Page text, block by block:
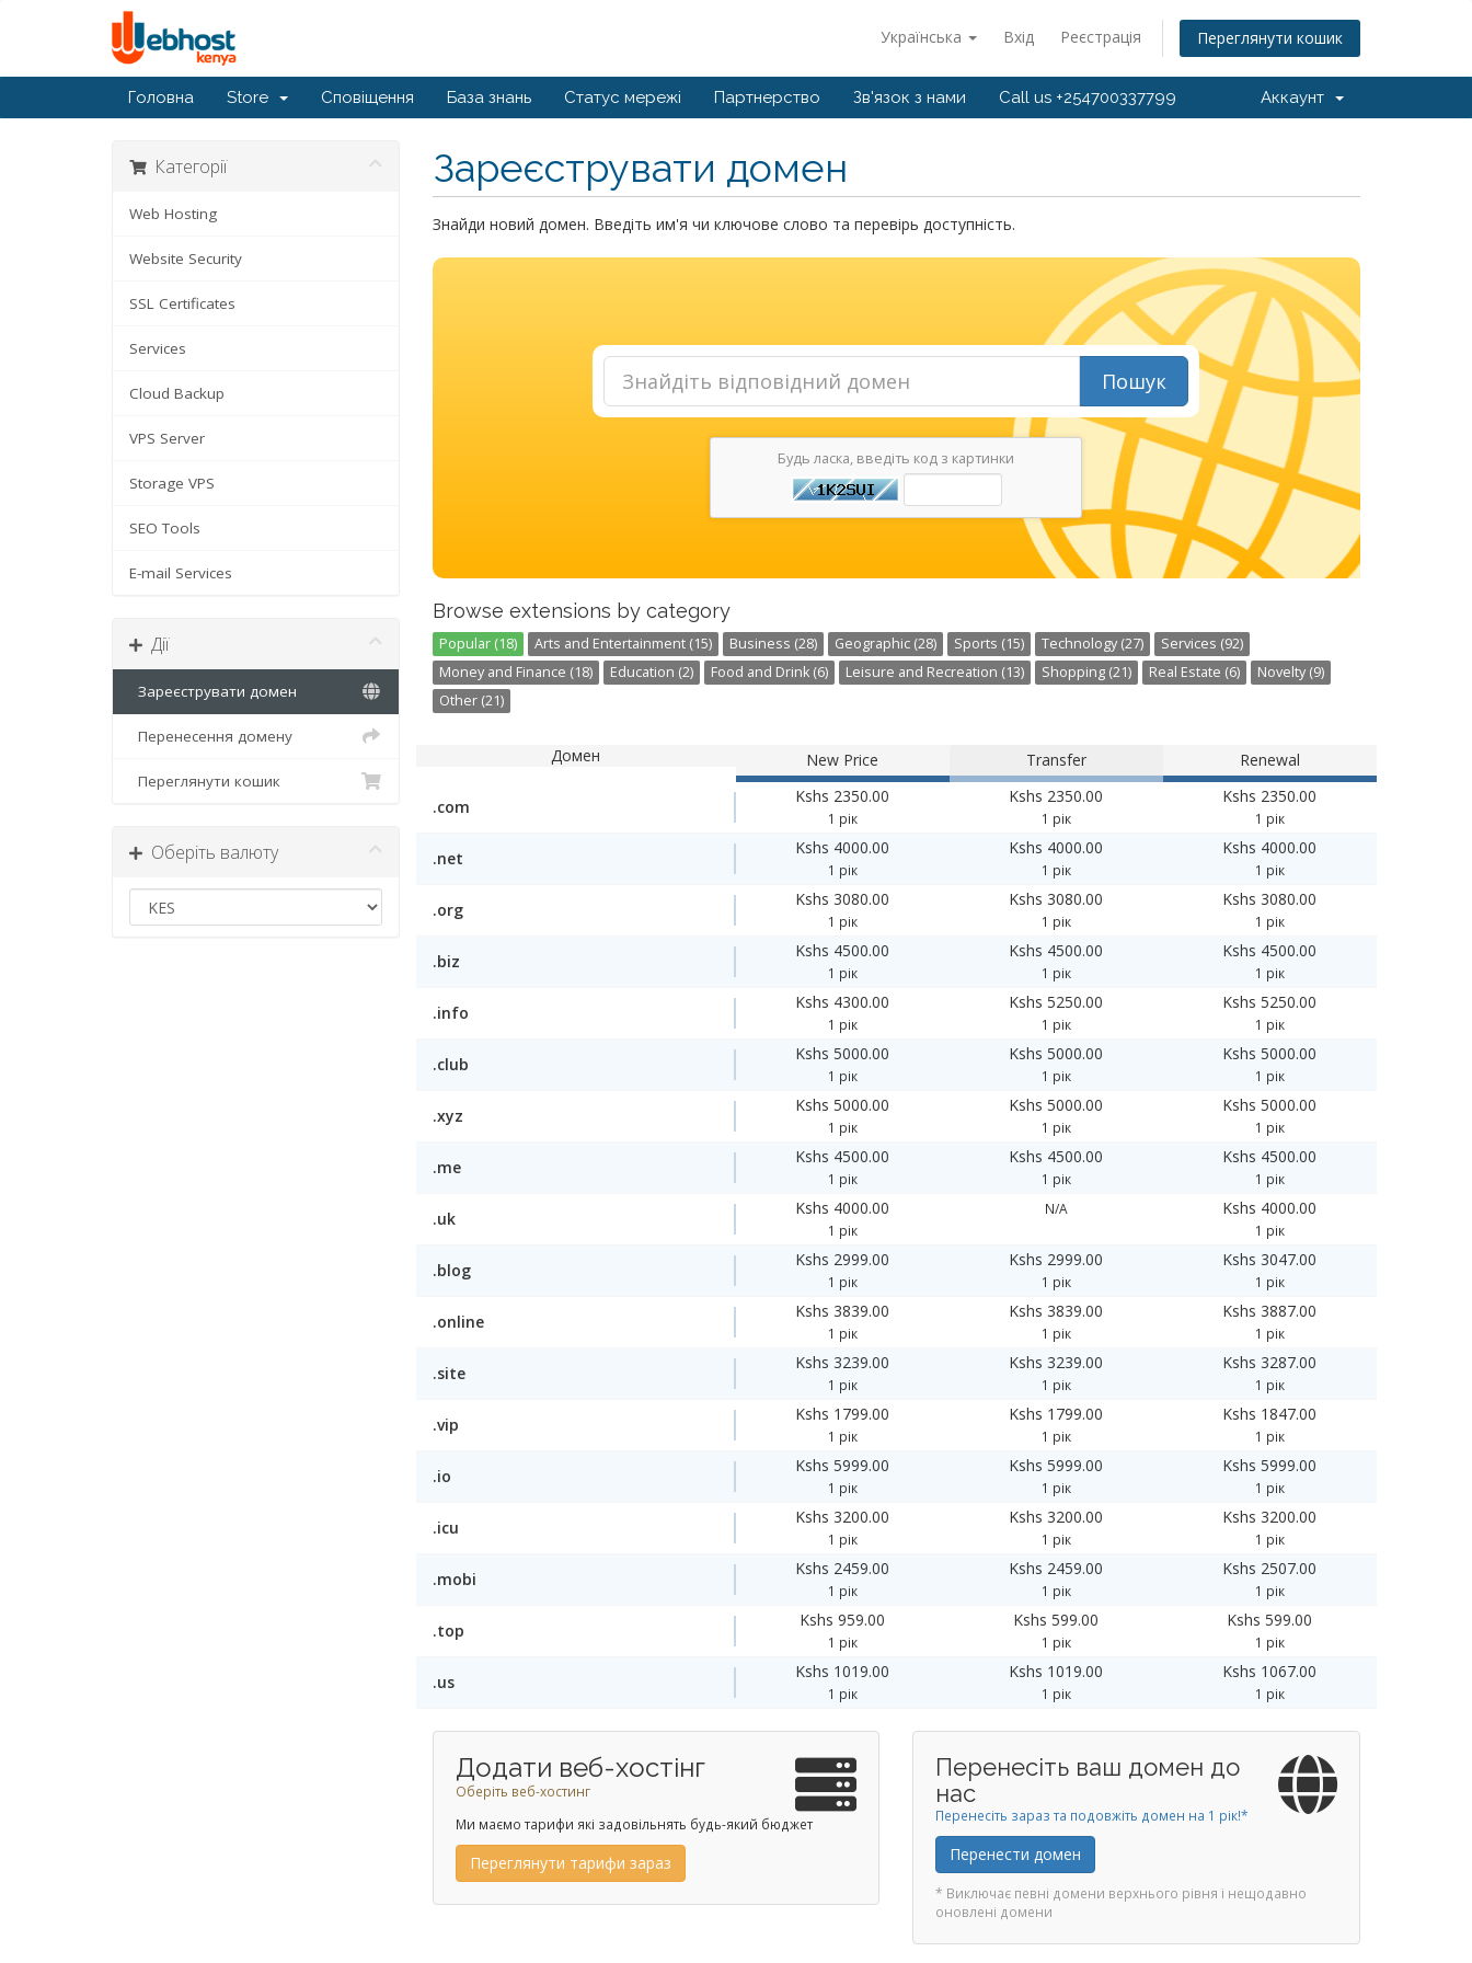
Українська Вхід Реєстрація Переглянути кошик
Головна Store Сповіщення База знань Статус мережі Партнерство Зв'язок з нами Call us +254700337799 Аккаунт
Категорії
Web Hosting
Website Security
SSL Certificates
Services
Cloud Backup
VPS Server
Storage VPS
SEO Tools
E-mail Services
Дії
Зареєструвати домен
Перенесення домену
Переглянути кошик
Оберіть валюту
Зареєструвати домен
Знайди новий домен. Введіть им'я чи ключове слово та перевірь доступність.
Пошук
Будь ласка, введіть код з картинки
Browse extensions by category
Popular (18) Arts and Entertainment (15) Business (28) Geographic (28) Sports (15) Technology (27)
Services (92)
Money and Finance (18)
Education (2) Food and Drink (6) Leisure and Recreation (13) Shopping (21) Real Estate (6)
Novelty (9)
Other (21)
Домен New Price Transfer Renewal
.com
Kshs 2350.00
1 рік
Kshs 2350.00
1 рік
Kshs 2350.00
1 рік
.net
Kshs 4000.00
1 рік
Kshs 4000.00
1 рік
Kshs 4000.00
1 рік
.org
Kshs 3080.00
1 рік
Kshs 3080.00
1 рік
Kshs 3080.00
1 рік
.biz
Kshs 4500.00
1 рік
Kshs 4500.00
1 рік
Kshs 4500.00
1 рік
.info
Kshs 4300.00
1 рік
Kshs 5250.00
1 рік
Kshs 5250.00
1 рік
.club
Kshs 5000.00
1 рік
Kshs 5000.00
1 рік
Kshs 5000.00
1 рік
.xyz
Kshs 5000.00
1 рік
Kshs 5000.00
1 рік
Kshs 5000.00
1 рік
.me
Kshs 4500.00
1 рік
Kshs 4500.00
1 рік
Kshs 4500.00
1 рік
.uk
Kshs 4000.00
1 рік
N/A Kshs 4000.00
1 рік
.blog
Kshs 2999.00
1 рік
Kshs 2999.00
1 рік
Kshs 3047.00
1 рік
.online
Kshs 3839.00
1 рік
Kshs 3839.00
1 рік
Kshs 3887.00
1 рік
.site
Kshs 3239.00
1 рік
Kshs 3239.00
1 рік
Kshs 3287.00
1 рік
.vip
Kshs 1799.00
1 рік
Kshs 1799.00
1 рік
Kshs 1847.00
1 рік
.io
Kshs 5999.00
1 рік
Kshs 5999.00
1 рік
Kshs 5999.00
1 рік
.icu
Kshs 3200.00
1 рік
Kshs 3200.00
1 рік
Kshs 3200.00
1 рік
.mobi
Kshs 2459.00
1 рік
Kshs 2459.00
1 рік
Kshs 2507.00
1 рік
.top
Kshs 959.00
1 рік
Kshs 599.00
1 рік
Kshs 599.00
1 рік
.us
Kshs 1019.00
1 рік
Kshs 1019.00
1 рік
Kshs 1067.00
1 рік
Додати веб-хостінг
Оберіть веб-хостинг
Ми маємо тарифи які задовільнять будь-який бюджет
Переглянути тарифи зараз
Перенесіть ваш домен до
нас
Перенесіть зараз та подовжіть домен на 1 рік!*
Перенести домен
* Виключає певні домени верхнього рівня і нещодавно
оновлені домени